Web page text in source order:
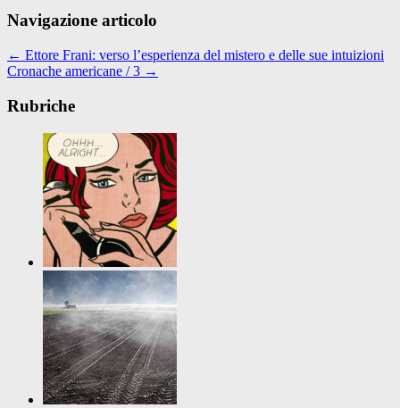
Navigazione articolo
← Ettore Frani: verso l’esperienza del mistero e delle sue intuizioni
Cronache americane / 3 →
Rubriche